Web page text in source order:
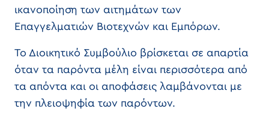
ικανοποίηση των αιτημάτων των
Επαγγελματιών Βιοτεχνών και Εμπόρων.
Το Διοικητικό Συμβούλιο βρίσκεται σε απαρτία
όταν τα παρόντα μέλη είναι περισσότερα από
τα απόντα και οι αποφάσεις λαμβάνονται με
την πλειοψηφία των παρόντων.